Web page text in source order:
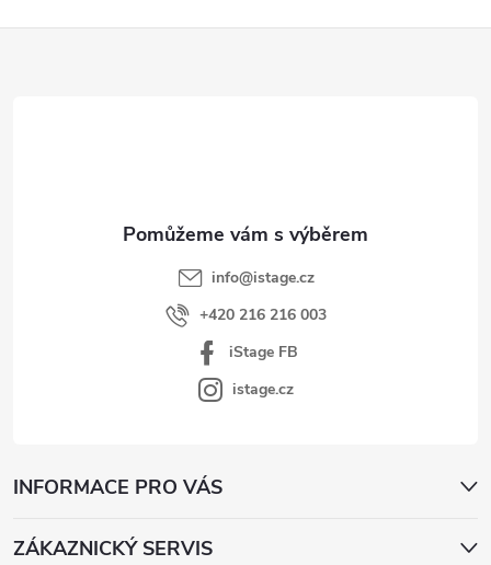
info@istage.cz
+420 216 216 003
iStage FB
istage.cz
INFORMACE PRO VÁS
ZÁKAZNICKÝ SERVIS